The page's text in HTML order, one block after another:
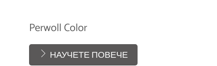
Perwoll Color
НАУЧЕТЕ ПОВЕЧЕ